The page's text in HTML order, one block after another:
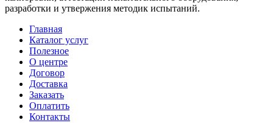
разработки и утвержения методик испытаний.
Главная
Каталог услуг
Полезное
О центре
Договор
Доставка
Заказать
Оплатить
Контакты